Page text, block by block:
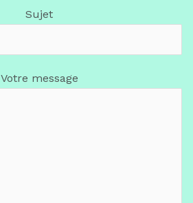
Sujet
Votre message